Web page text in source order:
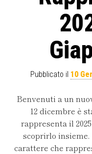
Pubblicato il 10
Benvenuti a un
12 dicembre è
rappresenta il
scoprirlo insieme.
carattere che